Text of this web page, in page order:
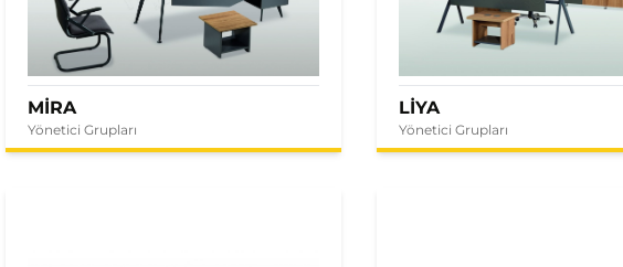
MİRA
Yönetici Grupları
LİYA
Yönetici Grupları